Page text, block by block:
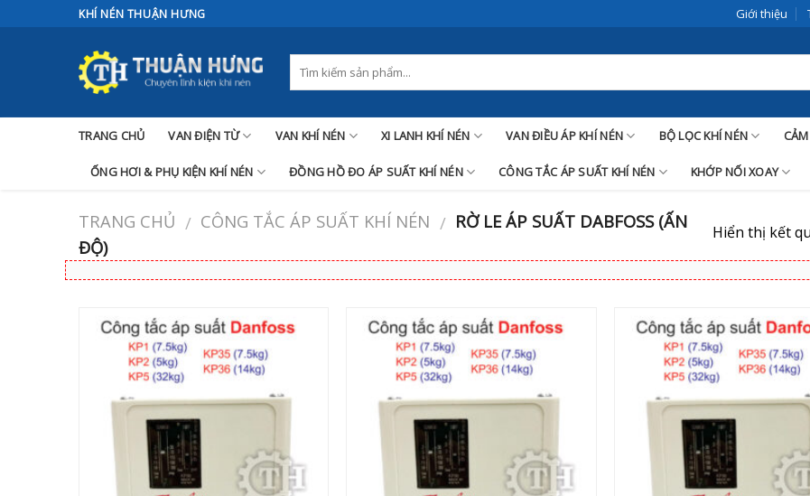
to
KHÍ NÉN THUẬN HƯNG Giới thiệu
TRANG CHỦ VAN ĐIỆN TỪ VAN KHÍ NÉN XI LANH KHÍ NÉN VAN ĐIỀU ÁP KHÍ NÉN BỘ LỌC KHÍ NÉN
ỐNG HƠI & PHỤ KIỆN KHÍ NÉN ĐỒNG HỒ ĐO ÁP SUẤT KHÍ NÉN CÔNG TẮC ÁP SUẤT KHÍ NÉN KHỚP NỐI XOAY
TRANG CHỦ / CÔNG TẮC ÁP SUẤT KHÍ NÉN / RỜ LE ÁP SUẤT DABFOSS (ẤN
ĐỘ)
Hiển thị kết